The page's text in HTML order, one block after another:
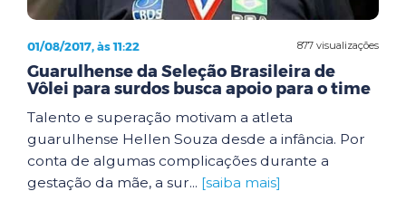
877 visualizações
01/08/2017, às 11:22
Guarulhense da Seleção Brasileira de
Vôlei para surdos busca apoio para o time
Talento e superação motivam a atleta
guarulhense Hellen Souza desde a infância. Por
conta de algumas complicações durante a
gestação da mãe, a sur... [saiba mais]